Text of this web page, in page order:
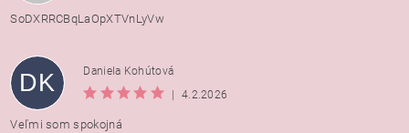
SoDXRRCBqLaOpXTVnLyVw
DK
Daniela Kohútová
4.2.2026
Veľmi som spokojná